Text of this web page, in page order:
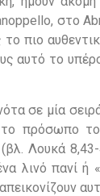
στο
πιο
αυτό το
σε μία
το πρόσωπο
Λουκά
λινό πανί ή